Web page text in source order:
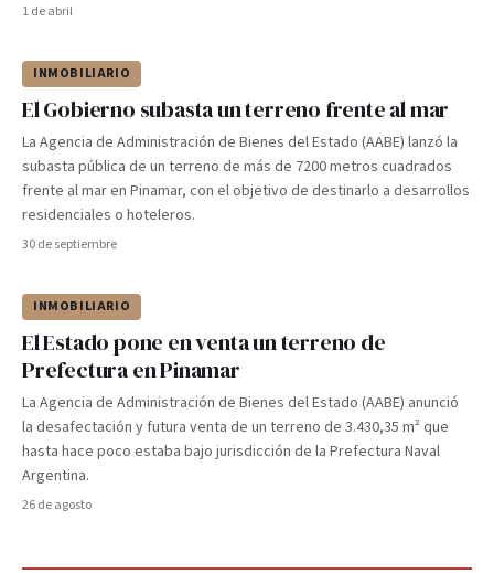
1 de abril
INMOBILIARIO
El Gobierno subasta un terreno frente al mar
La Agencia de Administración de Bienes del Estado (AABE) lanzó la
subasta pública de un terreno de más de 7200 metros cuadrados
frente al mar en Pinamar, con el objetivo de destinarlo a desarrollos
residenciales o hoteleros.
30 de septiembre
INMOBILIARIO
El Estado pone en venta un terreno de
Prefectura en Pinamar
La Agencia de Administración de Bienes del Estado (AABE) anunció
la desafectación y futura venta de un terreno de 3.430,35 m² que
hasta hace poco estaba bajo jurisdicción de la Prefectura Naval
Argentina.
26 de agosto